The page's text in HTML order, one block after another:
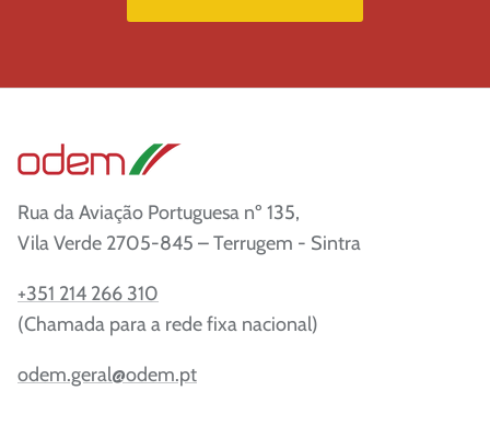
Rua da Aviação Portuguesa nº 135,
Vila Verde 2705-845 – Terrugem - Sintra
+351 214 266 310
(Chamada para a rede fixa nacional)
odem.geral@odem.pt